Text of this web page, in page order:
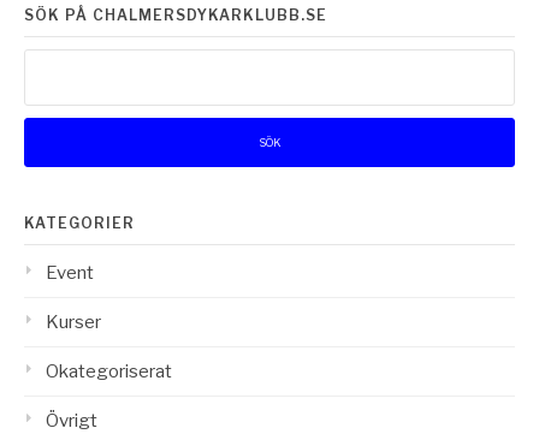
SÖK PÅ CHALMERSDYKARKLUBB.SE
KATEGORIER
Event
Kurser
Okategoriserat
Övrigt